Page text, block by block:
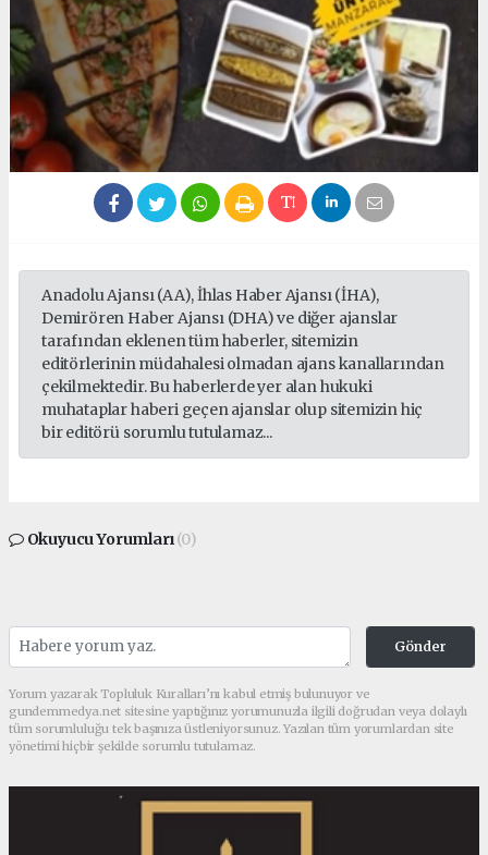
Anadolu Ajansı (AA), İhlas Haber Ajansı (İHA),
Demirören Haber Ajansı (DHA) ve diğer ajanslar
tarafından eklenen tüm haberler, sitemizin
editörlerinin müdahalesi olmadan ajans kanallarından
çekilmektedir. Bu haberlerde yer alan hukuki
muhataplar haberi geçen ajanslar olup sitemizin hiç
bir editörü sorumlu tutulamaz...
Okuyucu Yorumları(0)
Gönder
Yorum yazarak Topluluk Kuralları’nı kabul etmiş bulunuyor ve
gundemmedya.net sitesine yaptığınız yorumunuzla ilgili doğrudan veya dolaylı
tüm sorumluluğu tek başınıza üstleniyorsunuz. Yazılan tüm yorumlardan site
yönetimi hiçbir şekilde sorumlu tutulamaz.